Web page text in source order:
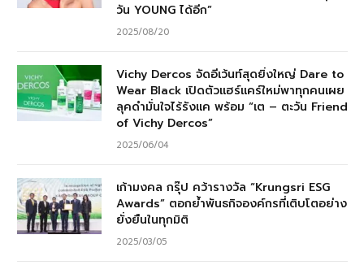
วัน YOUNG ได้อีก”
2025/08/20
Vichy Dercos จัดอีเว้นท์สุดยิ่งใหญ่ Dare to
Wear Black เปิดตัวแฮร์แคร์ใหม่พาทุกคนเผย
ลุคดำมั่นใจไร้รังแค พร้อม “เต – ตะวัน Friend
of Vichy Dercos”
2025/06/04
เก้ามงคล กรุ๊ป คว้ารางวัล “Krungsri ESG
Awards” ตอกย้ำพันธกิจองค์กรที่เติบโตอย่าง
ยั่งยืนในทุกมิติ
2025/03/05